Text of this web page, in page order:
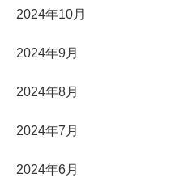
2024年10月
2024年9月
2024年8月
2024年7月
2024年6月